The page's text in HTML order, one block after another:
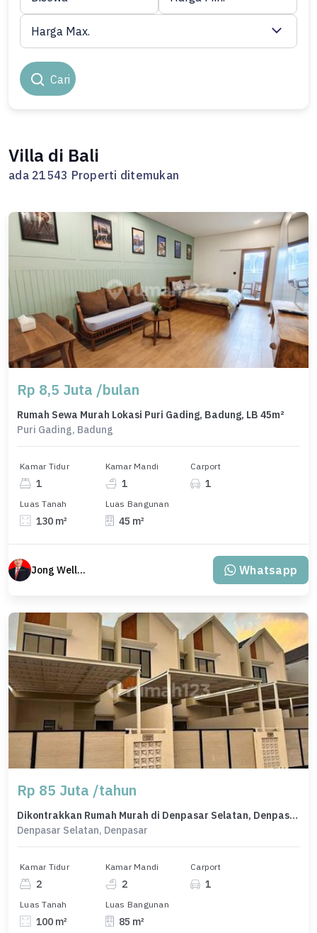
Cari
Harga Max.
Villa di Bali
ada 21543 Properti ditemukan
Rp 8,5 Juta /bulan
Rumah Sewa Murah Lokasi Puri Gading, Badung, LB 45m²
Puri Gading, Badung
Kamar Tidur
1
Kamar Mandi
1
Carport
1
Luas Tanah
130 m²
Luas Bangunan
45 m²
Jong Welly Sutrisno Whatsapp
Rp 85 Juta /tahun
Dikontrakkan Rumah Murah di Denpasar Selatan, Denpasar, LT 100m²
Denpasar Selatan, Denpasar
Kamar Tidur
2
Kamar Mandi
2
Carport
1
Luas Tanah
100 m²
Luas Bangunan
85 m²